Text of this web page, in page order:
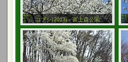
コブシ(2013) - 富士森公園